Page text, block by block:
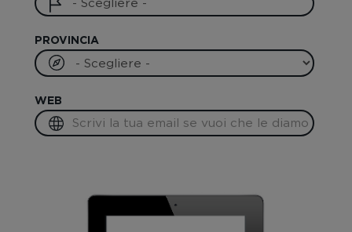
PROVINCIA
WEB